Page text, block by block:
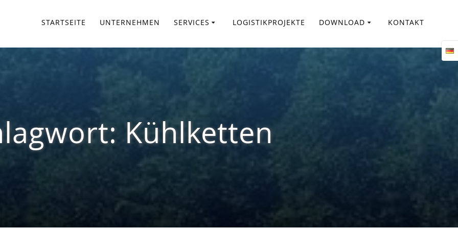
STARTSEITE UNTERNEHMEN SERVICES LOGISTIKPROJEKTE DOWNLOAD KONTAKT
Kühlketten